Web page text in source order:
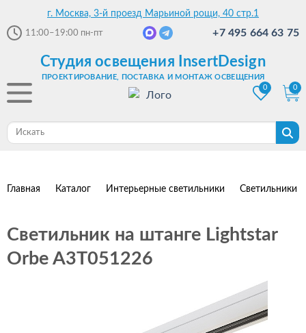
г. Москва, 3-й проезд Марьиной рощи, 40 стр.1
11:00–19:00 пн-пт +7 495 664 63 75
Студия освещения InsertDesign
ПРОЕКТИРОВАНИЕ, ПОСТАВКА И МОНТАЖ ОСВЕЩЕНИЯ
0
0
Главная Каталог Интерьерные светильники Светильники
Светильник на штанге Lightstar
Orbe A3T051226